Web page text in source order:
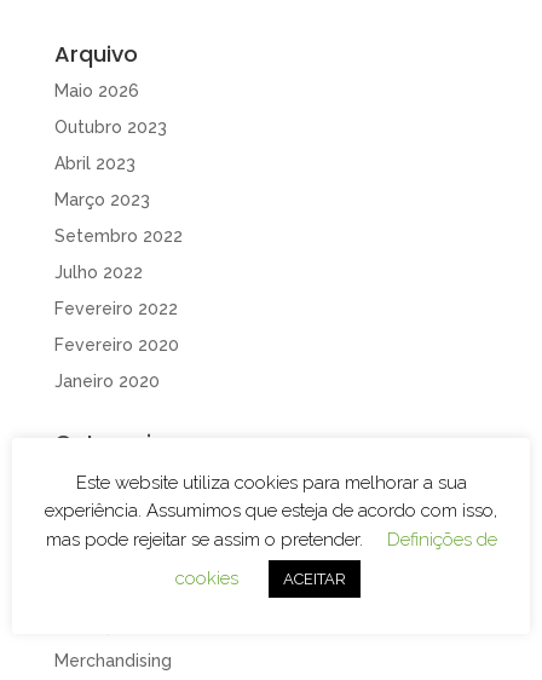
Arquivo
Maio 2026
Outubro 2023
Abril 2023
Março 2023
Setembro 2022
Julho 2022
Fevereiro 2022
Fevereiro 2020
Janeiro 2020
Categorias
Branding
Decoração de Espaços
Decoração de Viaturas
Design e Publicidade
Merchandising
Este website utiliza cookies para melhorar a sua
experiência. Assumimos que esteja de acordo com isso,
mas pode rejeitar se assim o pretender.
Definições de
cookies
ACEITAR